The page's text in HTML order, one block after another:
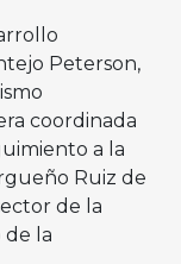
Peterson,
coordinada
a la
Ruiz de
de la
la